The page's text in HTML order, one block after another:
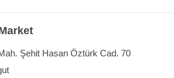
Şehit Hasan Öztürk Cad. 70